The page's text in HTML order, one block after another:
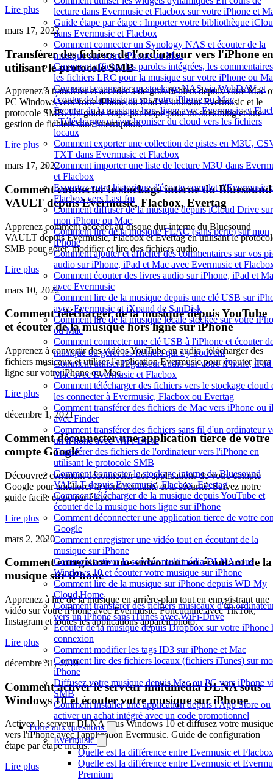
lecture dans Evermusic et Flacbox sur votre iPhone et
Guide étape par étape : Importer votre bibliothèque
dans Evermusic et Flacbox
Comment connecter un Synology NAS et écouter de la
musique sur votre iPhone ou Mac
Comment afficher les paroles intégrées, les
les fichiers LRC pour la musique sur votre iPhone ou
Comment connecter un stockage NAS via WebDAV et
écouter de la musique sur votre iPhone ou Mac
Écouter de la musique hors ligne avec Evermusic et
: Télécharger et synchroniser du cloud vers les fichiers
locaux
Comment exporter une collection de pistes en M3U,
TXT dans Evermusic et Flacbox
Comment importer une liste de lecture M3U dans
et Flacbox
Exportez votre historique d'écoute complet d'Evermusic
Flacbox vers Last.fm
Comment diffuser de la musique depuis iCloud Drive sur
mon iPhone ou Mac
Comment lire de la musique FLAC (sans perte) sur mon
iPhone
Comment ajouter et afficher des commentaires sur vos
audio sur iPhone, iPad et Mac avec Evermusic et
Comment écouter des livres audio sur iPhone, iPad et
avec Evermusic
Comment lire de la musique depuis une clé USB sur
avec Evermusic et iXpand de SanDisk
Comment lire de la musique locale stockée sur votre
ou Mac
Comment connecter une clé USB à l'iPhone et écouter
musique ou gérer les fichiers qui s'y trouvent
Comment utiliser l'égaliseur audio sur votre iPhone,
Mac avec Evermusic et Flacbox
Comment télécharger des fichiers vers le stockage cloud
les connecter à Evermusic, Flacbox ou Evertag
Comment transférer des fichiers de Mac vers iPhone ou
avec Finder
Comment transférer des fichiers sans fil d'un ordinateur
un iPhone avec WiFi-Drive
Transférer des fichiers de l'ordinateur vers l'iPhone en
utilisant le protocole SMB
Comment connecter le stockage interne du Bluesound
VAULT depuis Evermusic, Flacbox, Evertag
Comment télécharger de la musique depuis YouTube et
écouter de la musique hors ligne sur iPhone
Comment déconnecter une application tierce de votre
Google
Comment enregistrer une vidéo tout en écoutant de la
musique sur iPhone
Comment activer le serveur multimédia DLNA sous
Windows 10 et écouter votre musique sur iPhone
Comment lire de la musique sur iPhone depuis WD My
Cloud Home
Comment transférer des fichiers musicaux d'un
vers un iPhone sans iTunes avec WiFi-Drive
Écouter de la musique depuis Dropbox sur votre iPhone
connexion
Comment modifier les tags ID3 sur iPhone et Mac
Comment lire des fichiers locaux (fichiers iTunes) sur
iPhone
Diffusez votre musique depuis Mac ou PC vers iPhone
SMB
Comment installer une application depuis l'App Store ou
activer un achat intégré avec un code promotionnel
Foire aux questions
Evermusic
Quelle est la différence entre Evermusic et Flacbox
Quelle est la différence entre Evermusic et
Premium
Lire plus
mars 17, 2022
Transférer des fichiers de l'ordinateur vers l'iPhone en
utilisant le protocole SMB
Apprenez à transférer et accéder à de gros fichiers depuis votre Mac
PC Windows vers votre iPhone ou iPad en utilisant Evermusic et le
protocole SMB. Un guide étape par étape pour un streaming et une
gestion de fichiers sans interruption.
Lire plus
mars 17, 2022
Comment connecter le stockage interne du Bluesound
VAULT depuis Evermusic, Flacbox, Evertag
Apprenez comment accéder au disque dur interne du Bluesound
VAULT depuis Evermusic, Flacbox et Evertag en utilisant le
SMB pour gérer, modifier et lire des fichiers audio.
Lire plus
mars 10, 2022
Comment télécharger de la musique depuis YouTube
et écouter de la musique hors ligne sur iPhone
Apprenez à convertir des vidéos YouTube en audio, télécharger des
fichiers musicaux et utiliser l'application Evermusic pour écouter hors
ligne sur votre iPhone ou Mac.
Lire plus
décembre 1, 2021
Comment déconnecter une application tierce de votre
compte Google
Découvrez comment déconnecter des applications de votre compte
Google pour améliorer la confidentialité et la sécurité. Suivez notre
guide facile étape par étape.
Lire plus
mars 2, 2020
Comment enregistrer une vidéo tout en écoutant de la
musique sur iPhone
Apprenez à lire de la musique en arrière-plan tout en enregistrant une
vidéo sur votre iPhone avec Evermusic. Fonctionne avec TikTok,
Instagram et toutes les applications appareil photo.
Lire plus
décembre 31, 2019
Comment activer le serveur multimédia DLNA sous
Windows 10 et écouter votre musique sur iPhone
Activez le serveur DLNA sous Windows 10 et diffusez votre musique
vers l'iPhone avec l'application Evermusic. Guide de configuration
étape par étape inclus.
Lire plus